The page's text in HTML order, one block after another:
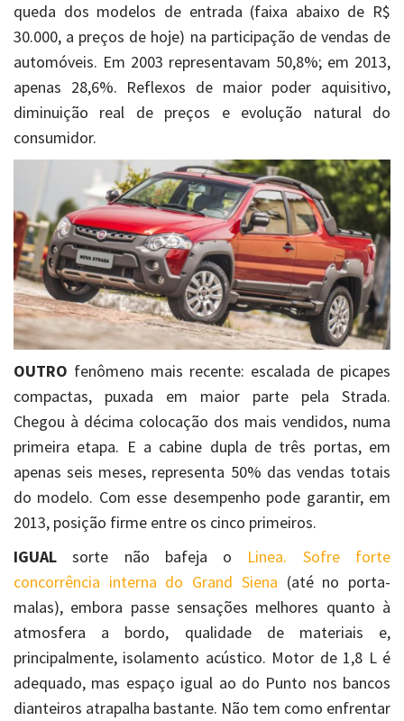
queda dos modelos de entrada (faixa abaixo de R$
30.000, a preços de hoje) na participação de vendas de
automóveis. Em 2003 representavam 50,8%; em 2013,
apenas 28,6%. Reflexos de maior poder aquisitivo,
diminuição real de preços e evolução natural do
consumidor.
OUTRO fenômeno mais recente: escalada de picapes
compactas, puxada em maior parte pela Strada.
Chegou à décima colocação dos mais vendidos, numa
primeira etapa. E a cabine dupla de três portas, em
apenas seis meses, representa 50% das vendas totais
do modelo. Com esse desempenho pode garantir, em
2013, posição firme entre os cinco primeiros.
IGUAL sorte não bafeja o Linea. Sofre forte
concorrência interna do Grand Siena (até no porta-
malas), embora passe sensações melhores quanto à
atmosfera a bordo, qualidade de materiais e,
principalmente, isolamento acústico. Motor de 1,8 L é
adequado, mas espaço igual ao do Punto nos bancos
dianteiros atrapalha bastante. Não tem como enfrentar